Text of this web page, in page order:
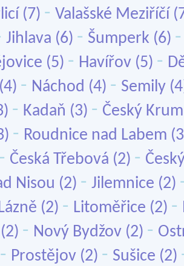
(7) - Valašské Meziříčí
Jihlava (6) - Šumperk (6)
(5) - Havířov (5) -
(4) - Náchod (4) - Semily
- Kadaň (3) - Český
- Roudnice nad Labem
- Česká Třebová (2) -
Nisou (2) - Jilemnice (2)
(2) - Litoměřice (2) -
(2) - Nový Bydžov (2) -
- Prostějov (2) - Sušice (2)